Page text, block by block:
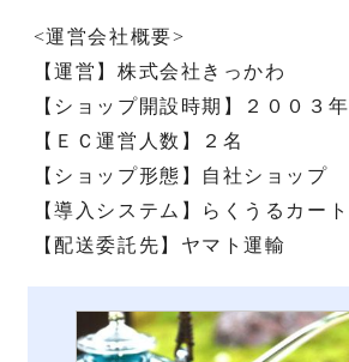
<運営会社概要>
【運営】株式会社きっかわ
【ショップ開設時期】２００３年
【ＥＣ運営人数】２名
【ショップ形態】自社ショップ
【導入システム】らくうるカート
【配送委託先】ヤマト運輸